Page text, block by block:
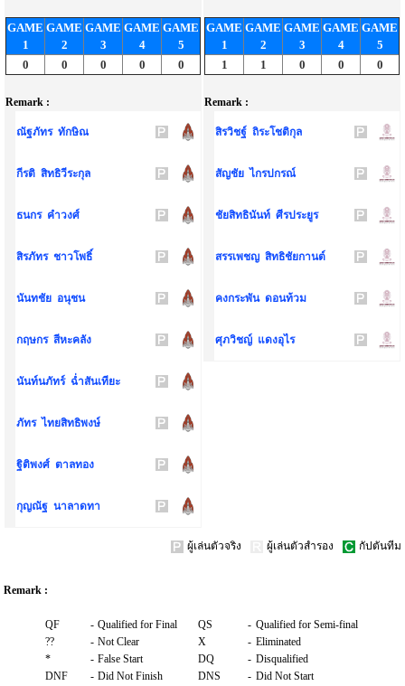
GAME
1
GAME
2
GAME
3
GAME
4
GAME
5
0
0 0 0 0
Remark :
ณัฐภัทร ทักษิณ
กีรติ สิทธิวีระกุล
ธนกร คำวงศ์
สิรภัทร ชาวโพธิ์
นันทชัย อนุชน
กฤษกร สีหะคลัง
นันท์นภัทร์ ฉ่ำสันเทียะ
ภัทร ไทยสิทธิพงษ์
ฐิติพงศ์ ตาลทอง
กุญณัฐ นาลาดทา
GAME
1
GAME
2
GAME
3
GAME
4
GAME
5
1
1 0 0 0
Remark :
สิรวิชฐ์ ถิระโชติกุล
สัญชัย ไกรปกรณ์
ชัยสิทธินันท์ ศีรประยูร
สรรเพชญ สิทธิชัยกานต์
คงกระพัน ดอนท้วม
ศุภวิชญ์ แดงอุไร
ผู้เล่นตัวจริง ผู้เล่นตัวสำรอง กัปตันทีม
Remark :
QF - Qualified for Final QS - Qualified for Semi-final
??
- Not Clear X - Eliminated
*
- False Start DQ - Disqualified
DNF
- Did Not Finish DNS - Did Not Start